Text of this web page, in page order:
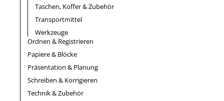
Taschen, Koffer & Zubehör
Transportmittel
Werkzeuge
Ordnen & Registrieren
Papiere & Blöcke
Präsentation & Planung
Schreiben & Korrigieren
Technik & Zubehör